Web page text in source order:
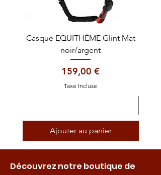
Casque EQUITHÈME Glint Mat
noir/argent
Prix
159,00 €
Taxe Incluse
Ajouter au panier
Découvrez notre boutique de